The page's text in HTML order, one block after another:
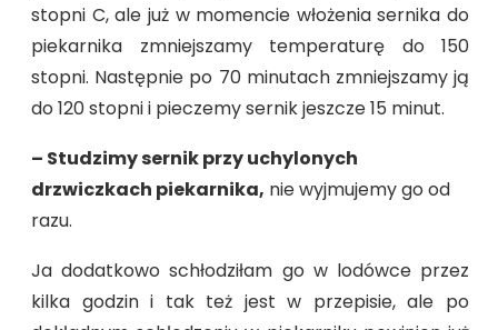
stopni C, ale już w momencie włożenia sernika do
piekarnika zmniejszamy temperaturę do 150
stopni. Następnie po 70 minutach zmniejszamy ją
do 120 stopni i pieczemy sernik jeszcze 15 minut.
– Studzimy sernik przy uchylonych
drzwiczkach piekarnika, nie wyjmujemy go od
razu.
Ja dodatkowo schłodziłam go w lodówce przez
kilka godzin i tak też jest w przepisie, ale po